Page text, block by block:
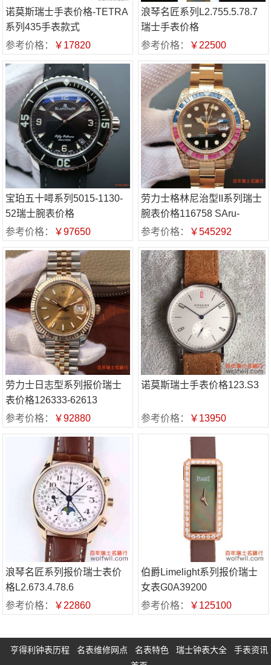
诺莫斯瑞士手表价格-TETRA
系列435手表款式
参考价格：
￥17820
浪琴名匠系列L2.755.5.78.7
瑞士手表价格
参考价格：
￥22500
宝珀五十噚系列5015-1130-
52瑞士腕表价格
参考价格：
￥97650
劳力士格林尼治型II系列瑞士
腕表价格116758 SAru-
78208
参考价格： ￥545292
劳力士日志型系列报价瑞士
表价格126333-62613
参考价格：
￥92880
诺莫斯瑞士手表价格123.S3
参考价格： ￥13950
浪琴名匠系列报价瑞士表价
格L2.673.4.78.6
参考价格：
￥22860
伯爵Limelight系列报价瑞士
女表G0A39200
参考价格：
￥125100
亨得利钟表历程 名表维修网点 名表特色 瑞士钟表大全
手表资讯